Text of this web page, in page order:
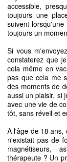
accessible,
toujours une
suivent
toujours un
Si vous
constaterez que
cela même en
pas que cela me
des moments de
aussi un plaisir, si
avec une vie de
tôt, sans réveil et
A l'âge de 18 ans,
n'existait pas de
magnétiseurs,
thérapeute ? Un